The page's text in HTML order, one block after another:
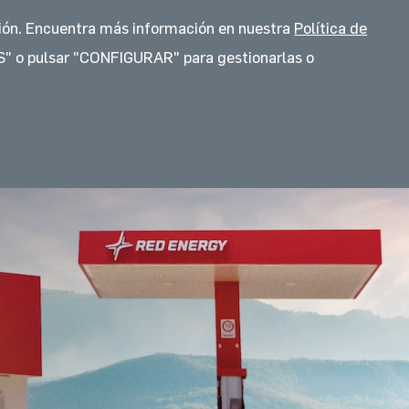
Encuentra más información en nuestra Política de
o pulsar "CONFIGURAR" para gestionarlas o
Guanajuato
Sonora
Tlaxcala
FLOTAS CONTACTO